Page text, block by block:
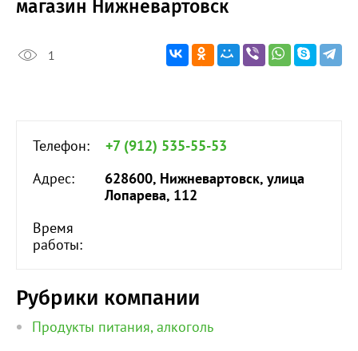
магазин Нижневартовск
1
Телефон:
+7 (912) 535-55-53
Адрес:
628600, Нижневартовск, улица
Лопарева, 112
Время
работы:
Рубрики компании
Продукты питания, алкоголь